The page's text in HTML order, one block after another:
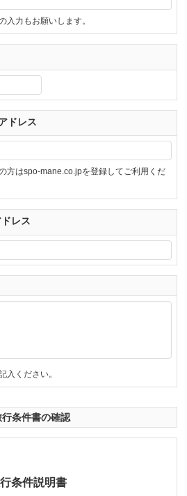
力もお願いします。
ドレス
方はspo-mane.co.jpを登録してご利用くだ
レス
入ください。
行条件書の確認
条件説明書